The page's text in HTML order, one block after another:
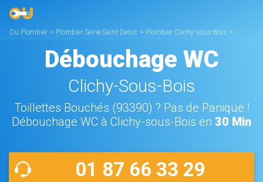
Ou Plombier > Plombier Seine-Saint-Denis > Plombier Clichy-sous-Bois >
Débouchage WC
Clichy-Sous-Bois
Toillettes Bouchés (93390) ? Pas de Panique !
Débouchage WC à Clichy-sous-Bois en 30 Min
01 87 66 33 29